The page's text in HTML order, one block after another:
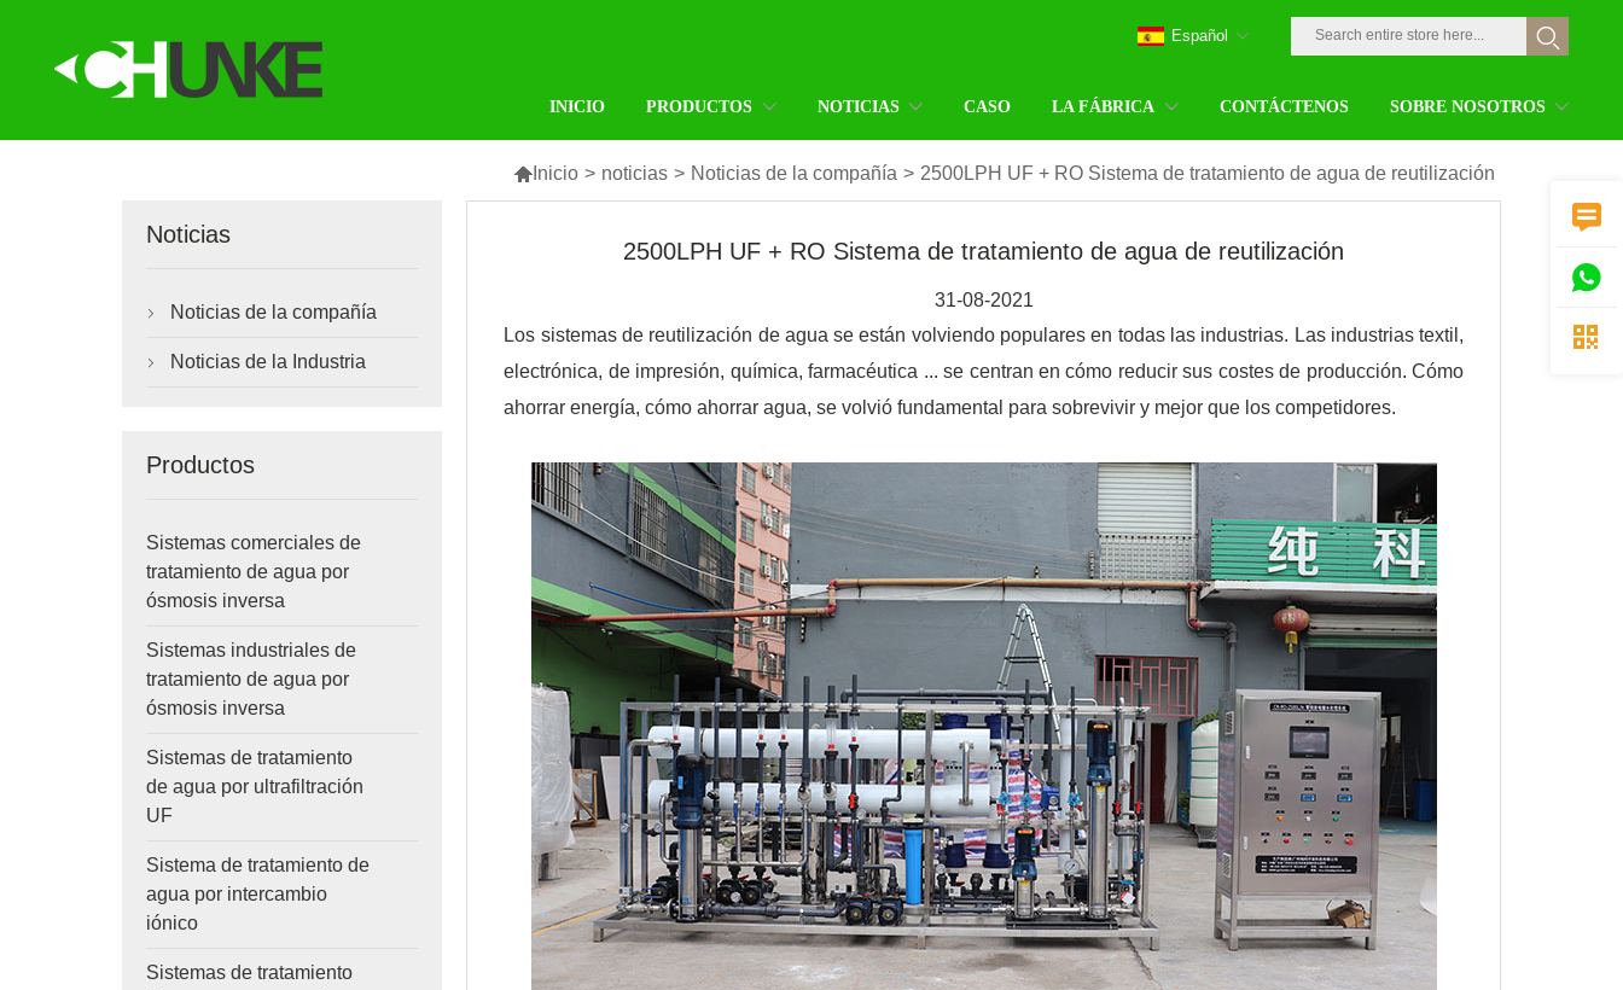
INICIO PRODUCTOS NOTICIAS CASO LA FÁBRICA CONTÁCTENOS SOBRE NOSOTROS
Español
 Inicio > noticias > Noticias de la compañía > 2500LPH UF + RO Sistema de tratamiento de agua de reutilización
Noticias
 Noticias de la compañía
 Noticias de la Industria
Productos
Sistemas comerciales de
tratamiento de agua por
ósmosis inversa
Sistemas industriales de
tratamiento de agua por
ósmosis inversa
Sistemas de tratamiento
de agua por ultrafiltración
UF
Sistema de tratamiento de
agua por intercambio
iónico
Sistemas de tratamiento
2500LPH UF + RO Sistema de tratamiento de agua de reutilización
31-08-2021
Los sistemas de reutilización de agua se están volviendo populares en todas las industrias. Las industrias textil,
electrónica, de impresión, química, farmacéutica ... se centran en cómo reducir sus costes de producción. Cómo
ahorrar energía, cómo ahorrar agua, se volvió fundamental para sobrevivir y mejor que los competidores.


